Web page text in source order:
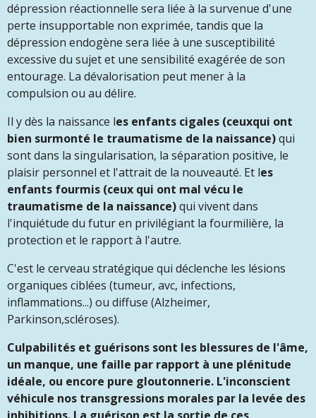
dépression réactionnelle sera liée à la survenue d'une
perte insupportable non exprimée, tandis que la
dépression endogène sera liée à une susceptibilité
excessive du sujet et une sensibilité exagérée de son
entourage. La dévalorisation peut mener à la
compulsion ou au délire.
Il y dès la naissance les enfants cigales (ceuxqui ont
bien surmonté le traumatisme de la naissance)qui
sont dans la singularisation, la séparation positive, le
plaisir personnel et l'attrait de la nouveauté. Et les
enfants fourmis (ceux qui ont mal vécu le
traumatisme de la naissance)qui vivent dans
l'inquiétude du futur en privilégiant la fourmilière, la
protection et le rapport à l'autre.
C'est le cerveau stratégique qui déclenche les lésions
organiques ciblées (tumeur, avc, infections,
inflammations...) ou diffuse (Alzheimer,
Parkinson,scléroses).
Culpabilités et guérisons sont les blessures de l'âme,
un manque, une faille par rapport à une plénitude
idéale, ou encore pure gloutonnerie. L'inconscient
véhicule nos transgressions morales par la levée des